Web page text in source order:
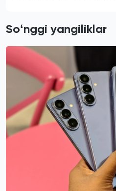
Soʻnggi yangiliklar